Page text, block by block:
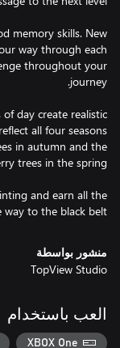
memory skills. New
way through each
throughout your
day create realistic
all four seasons
in autumn and the
and earn all the
way to the black belt!
منشور بواسطة
TopView Studio
العب باستخدام
XBOX One